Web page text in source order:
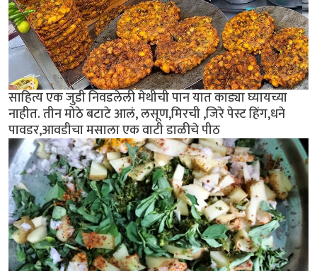
साहित्य एक जुडी निवडलेली मेथीची पान यात काड्या घ्यायच्या
नाहीत. तीन मोठे बटाटे आलं, लसूण,मिरची ,जिरे पेस्ट हिंग,धने
पावडर,आवडीचा मसाला एक वाटी डाळीचे पीठ